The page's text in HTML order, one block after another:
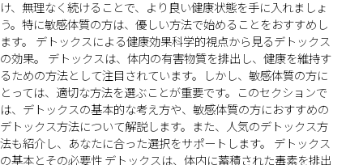
け、無理なく続けることで、より良い健康状態を手に入れましょ
う。特に敏感体質の方は、優しい方法で始めることをおすすめし
ます。 デトックスによる健康効果科学的視点から見るデトックス
の効果。 デトックスは、体内の有害物質を排出し、健康を維持す
るための方法として注目されています。しかし、敏感体質の方に
とっては、適切な方法を選ぶことが重要です。このセクションで
は、デトックスの基本的な考え方や、敏感体質の方におすすめの
デトックス方法について解説します。また、人気のデトックス方
法も紹介し、あなたに合った選択をサポートします。 デトックス
の基本とその必要性 デトックスは、体内に蓄積された毒素を排出